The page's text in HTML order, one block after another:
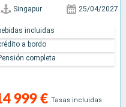
Singapur 25/04/2027
999 € Tasas incluidas
incluidas
a bordo
completa